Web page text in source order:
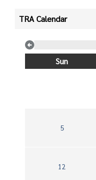
TRA Calendar
Sun
5
12